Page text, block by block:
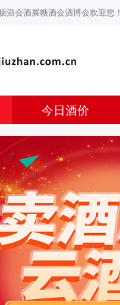
酒会酒展糖酒会酒博会欢迎您！
今日酒价